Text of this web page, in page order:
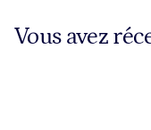
Vous avez